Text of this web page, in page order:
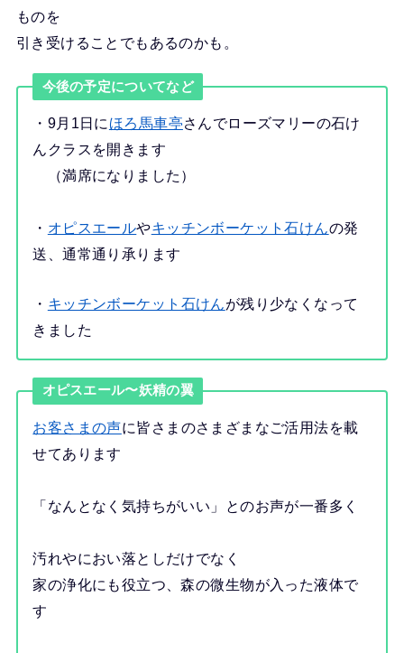
ものを
引き受けることでもあるのかも。
今後の予定についてなど
・9月1日に ほろ馬車亭さんでローズマリーの石け
んクラスを開きます
（満席になりました）
・ オピスエールやキッチンボーケット石けんの発
送、通常通り承ります
・ キッチンボーケット石けんが残り少なくなって
きました
オピスエール〜妖精の翼
お客さまの声に皆さまのさまざまなご活用法を載
せてあります
「なんとなく気持ちがいい」とのお声が一番多く
汚れやにおい落としだけでなく
家の浄化にも役立つ、森の微生物が入った液体で
す